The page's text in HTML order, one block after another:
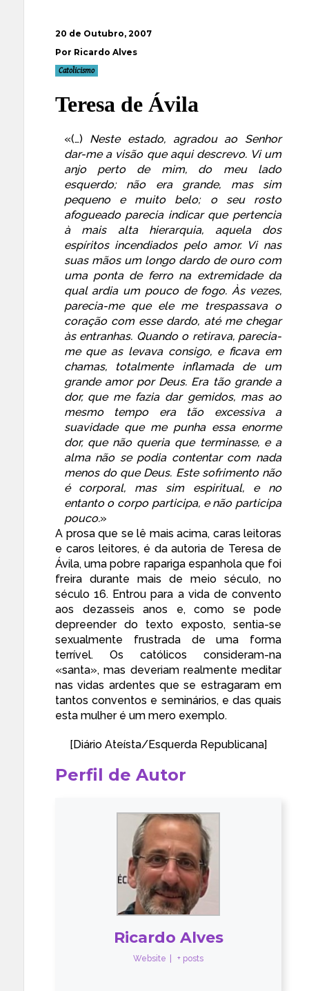
20 de Outubro, 2007
Por Ricardo Alves
Catolicismo
Teresa de Ávila
«(…) Neste estado, agradou ao Senhor
dar-me a visão que aqui descrevo. Vi um
anjo perto de mim, do meu lado
esquerdo; não era grande, mas sim
pequeno e muito belo; o seu rosto
afogueado parecia indicar que pertencia
à mais alta hierarquia, aquela dos
espíritos incendiados pelo amor. Vi nas
suas mãos um longo dardo de ouro com
uma ponta de ferro na extremidade da
qual ardia um pouco de fogo. Às vezes,
parecia-me que ele me trespassava o
coração com esse dardo, até mechegar
às entranhas. Quando o retirava, parecia-
me que as levava consigo, e ficava em
chamas, totalmente inflamada de um
grande amor por Deus. Era tão grande a
dor, que me fazia dar gemidos, mas ao
mesmo tempo era tão excessiva a
suavidade que me punha essa enorme
dor, que não queria que terminasse, e a
alma não se podia contentar com nada
menos do que Deus. Este sofrimento não
é corporal, mas sim espiritual, e no
entanto o corpo participa, e não participa
pouco.»
A prosa que se lê mais acima, caras leitoras
e caros leitores, é da autoria de Teresa de
Ávila, umapobre rapariga espanholaque foi
freira durante mais de meio século, no
século 16. Entrou para a vida de convento
aos dezasseis anos e, como se pode
depreender do texto exposto, sentia-se
sexualmente frustrada de uma forma
terrível. Os católicos consideram-na
«santa», mas deveriam realmente meditar
nas vidas ardentes que se estragaram em
tantos conventos e seminários, e das quais
esta mulher é um mero exemplo.
[Diário Ateísta/Esquerda Republicana]
Perfil de Autor
Ricardo Alves
Website + posts